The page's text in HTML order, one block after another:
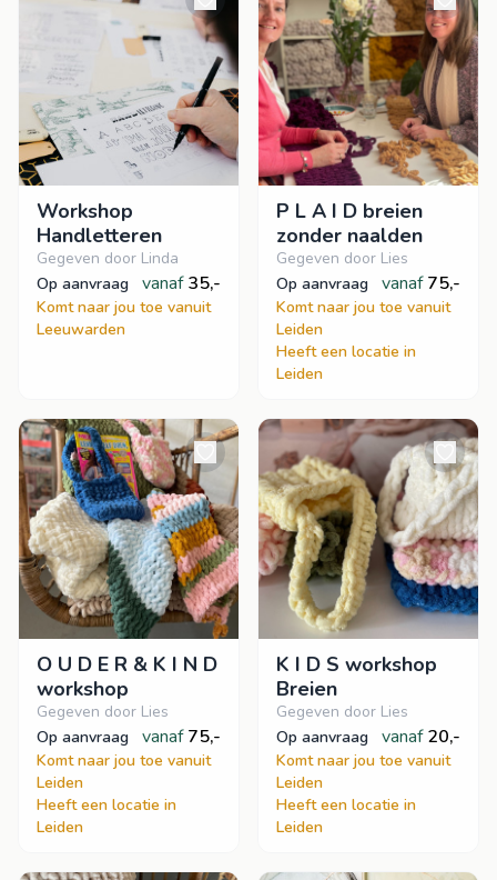
Workshop
Handletteren
Gegeven door Linda
op aanvraag
vanaf 35,-
Komt naar jou toe vanuit
Leeuwarden
P L A I D breien
zonder naalden
Gegeven door Lies
op aanvraag
vanaf 75,-
Komt naar jou toe vanuit
Leiden
Heeft een locatie in
Leiden
O U D E R & K I N D
workshop
Gegeven door Lies
op aanvraag
vanaf 75,-
Komt naar jou toe vanuit
Leiden
Heeft een locatie in
Leiden
K I D S workshop
Breien
Gegeven door Lies
op aanvraag
vanaf 20,-
Komt naar jou toe vanuit
Leiden
Heeft een locatie in
Leiden